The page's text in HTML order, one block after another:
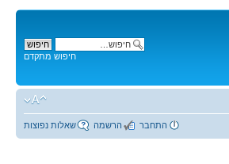
חיפוש מתקדם
שאלות נפוצות הרשמה התחבר